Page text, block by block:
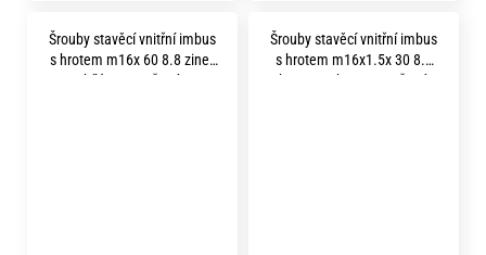
Šrouby stavěcí vnitřní imbus
s hrotem m16x 60 8.8 zinek
bílý soustružené
Šrouby stavěcí vnitřní imbus
s hrotem m16x1.5x 30 8.8
bez povrchu soustružené